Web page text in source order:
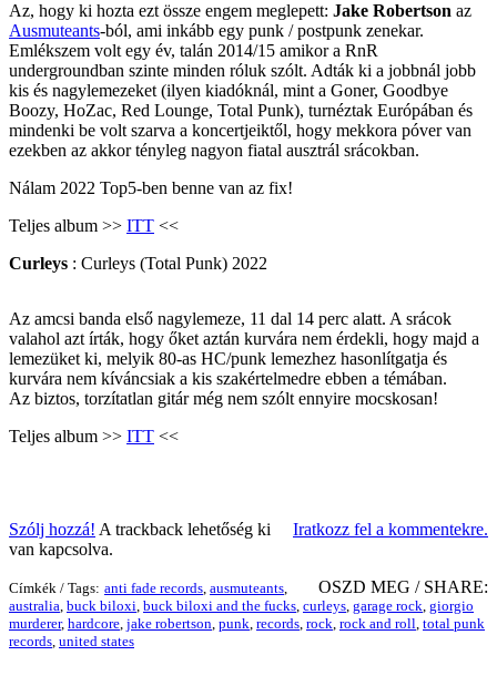
Az, hogy ki hozta ezt össze engem meglepett: Jake Robertson az
Ausmuteants-ból, ami inkább egy punk / postpunk zenekar.
Emlékszem volt egy év, talán 2014/15 amikor a RnR
undergroundban szinte minden róluk szólt. Adták ki a jobbnál jobb
kis és nagylemezeket (ilyen kiadóknál, mint a Goner, Goodbye
Boozy, HoZac, Red Lounge, Total Punk), turnéztak Európában és
mindenki be volt szarva a koncertjeiktől, hogy mekkora póver van
ezekben az akkor tényleg nagyon fiatal ausztrál srácokban.
Nálam 2022 Top5-ben benne van az fix!
Teljes album >> ITT <<
Curleys : Curleys (Total Punk) 2022
Az amcsi banda első nagylemeze, 11 dal 14 perc alatt. A srácok
valahol azt írták, hogy őket aztán kurvára nem érdekli, hogy majd a
lemezüket ki, melyik 80-as HC/punk lemezhez hasonlítgatja és
kurvára nem kíváncsiak a kis szakértelmedre ebben a témában.
Az biztos, torzítatlan gitár még nem szólt ennyire mocskosan!
Teljes album >> ITT <<
Iratkozz fel a kommentekre.
Szólj hozzá! A trackback lehetőség ki
van kapcsolva.
OSZD MEG / SHARE:
Címkék / Tags: anti fade records, ausmuteants,
australia, buck biloxi, buck biloxi and the fucks, curleys, garage rock, giorgio
murderer, hardcore, jake robertson, punk, records, rock, rock and roll, total punk
records, united states